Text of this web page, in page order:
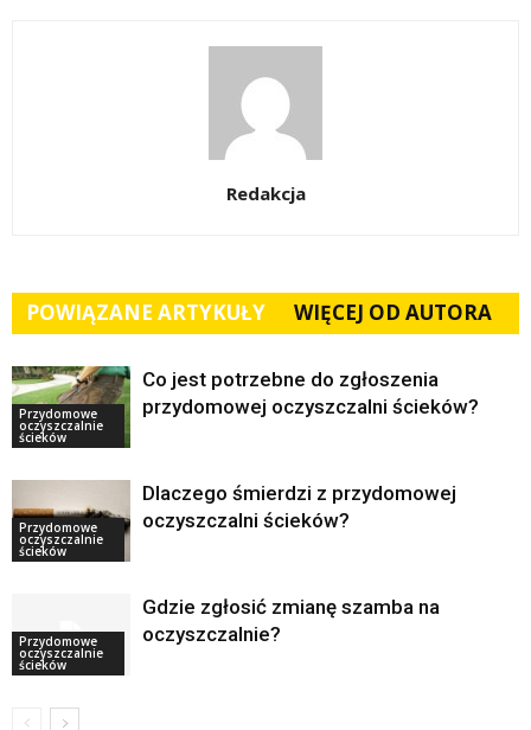
Redakcja
POWIĄZANE ARTYKUŁY WIĘCEJ OD AUTORA
Przydomowe
oczyszczalnie
ścieków
Co jest potrzebne do zgłoszenia
przydomowej oczyszczalni ścieków?
Przydomowe
oczyszczalnie
ścieków
Dlaczego śmierdzi z przydomowej
oczyszczalni ścieków?
Przydomowe
oczyszczalnie
ścieków
Gdzie zgłosić zmianę szamba na
oczyszczalnie?